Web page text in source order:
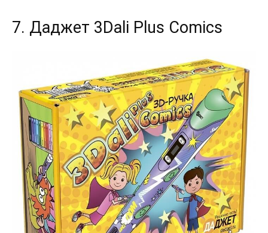
7. Даджет 3Dali Plus Comics